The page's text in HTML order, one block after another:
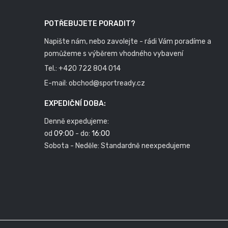
POTŘEBUJETE PORADIT?
Napište nám, nebo zavolejte - rádi Vám poradíme a
pomůžeme s výběrem vhodného vybavení
Tel.: +420 722 804 014
E-mail: obchod@sportready.cz
EXPEDIČNÍ DOBA:
Denně expedujeme:
od 09:00 - do: 16:00
Sobota - Neděle: Standardně neexpedujeme